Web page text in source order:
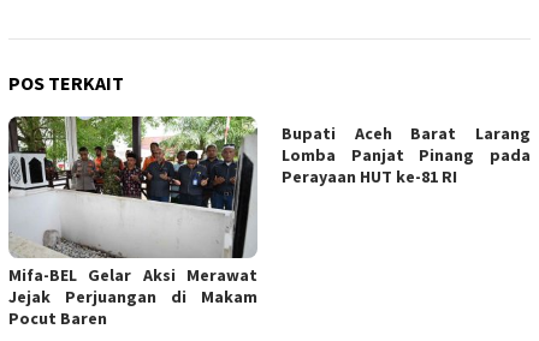
POS TERKAIT
Mifa-BEL Gelar Aksi Merawat
Jejak Perjuangan di Makam
Pocut Baren
Bupati Aceh Barat Larang
Lomba Panjat Pinang pada
Perayaan HUT ke-81 RI